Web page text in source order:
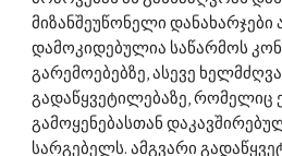
მიზანშეუწონელი დანახარჯები
დამოკიდებულია საწარმოს
გარემოებებზე, ასევე
გადაწყვეტილებაზე, რომელიც
გამოყენებასთან
სარგებელს. ამგვარი